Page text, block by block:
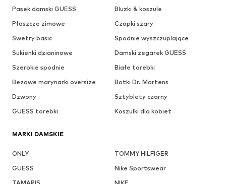
Pasek damski GUESS
Bluzki & koszule
Płaszcze zimowe
Czapki szary
Swetry basic
Spodnie wyszczuplające
Sukienki dzianinowe
Damski zegarek GUESS
Szerokie spodnie
Białe torebki
Beżowe marynarki oversize
Botki Dr. Martens
Dzwony
Sztyblety czarny
GUESS torebki
Koszulki dla kobiet
MARKI DAMSKIE
ONLY
TOMMY HILFIGER
GUESS
Nike Sportswear